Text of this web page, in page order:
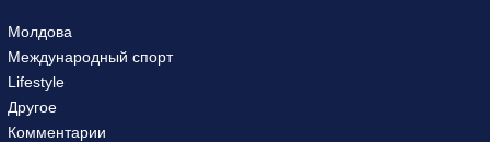
Молдова
Международный спорт
Lifestyle
Другое
Комментарии